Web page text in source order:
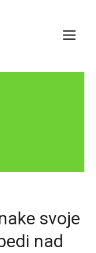
svoje
nad